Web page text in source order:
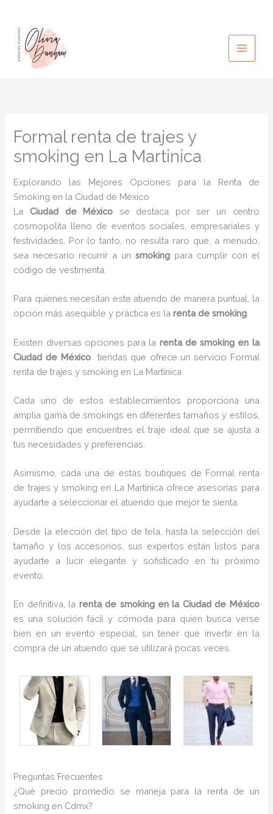
contenido
Formal renta de trajes y
smoking en La Martinica
Explorando las Mejores Opciones para la Renta de
Smoking en la Ciudad de México
LaCiudad de México se destaca por ser un centro
cosmopolita lleno de eventos sociales, empresariales y
festividades. Por lo tanto, no resulta raro que, a menudo,
sea necesario recurrir a un smokingpara cumplir con el
código de vestimenta.
Para quienes necesitan este atuendo de manera puntual, la
opción más asequible y práctica es larenta de smoking
Existen diversas opciones para la renta de smoking en la
Ciudad de México
tiendas que ofrece un servicio Formal
renta de trajes y smoking en La Martinica
Cada uno de estos establecimientos proporciona una
amplia gama de smokings en diferentes tamaños y estilos,
permitiendo que encuentres el traje ideal que se ajusta a
tus necesidades y preferencias.
Asimismo, cada una de estas boutiques de Formal renta
de trajes y smoking en La Martinica ofrece asesorías para
ayudarte a seleccionar el atuendo que mejor te sienta.
Desde la elección del tipo de tela, hasta la selección del
tamaño y los accesorios, sus expertos están listos para
ayudarte a lucir elegante y sofisticado en tu próximo
evento.
En definitiva, la renta de smoking en la Ciudad de México
es una solución fácil y cómoda para quien busca verse
bien en un evento especial, sin tener que invertir en la
compra de un atuendo que se utilizará pocas veces.
Preguntas Frecuentes
¿Qué precio promedio se maneja para la renta de un
smoking en Cdmx?